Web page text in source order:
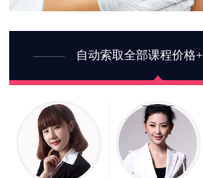
自动索取全部课程价格